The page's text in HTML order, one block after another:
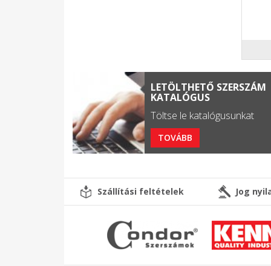
LETÖLTHETŐ SZERSZÁM
KATALÓGUS
Töltse le katalógusunkat
TOVÁBB
Szállítási feltételek Jog